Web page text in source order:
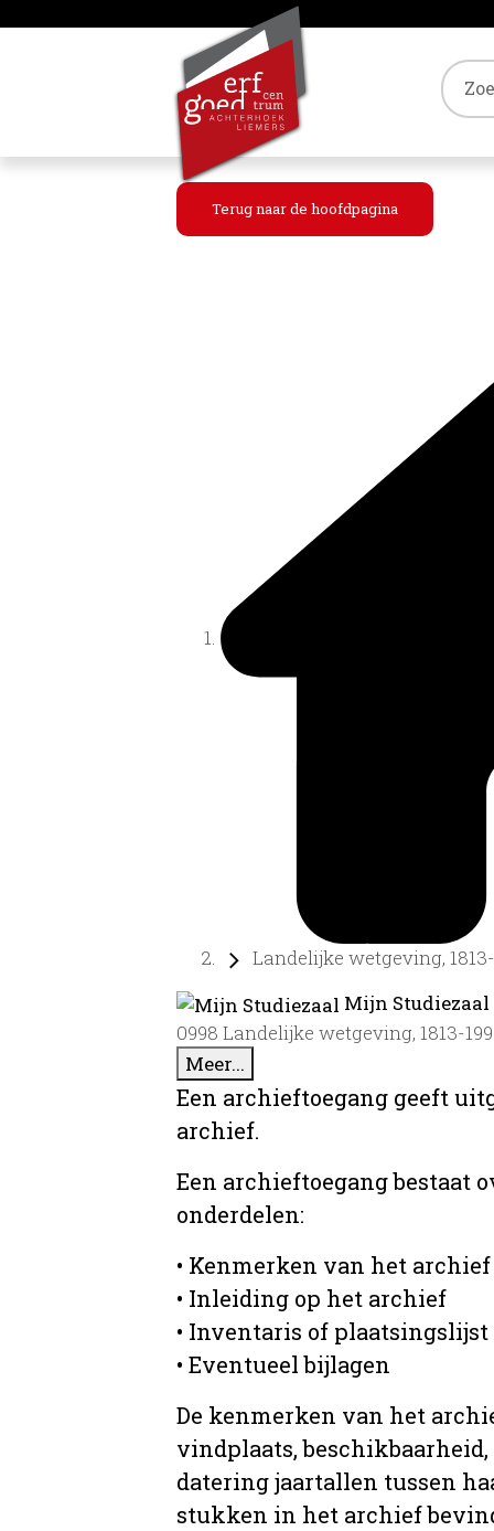
Terug naar de hoofdpagina
Landelijke wetgeving,
Mijn
0998 Landelijke wetgeving, 1813-
Meer...
Een archieftoegang geeft
archief.
Een archieftoegang bestaat
onderdelen:
• Kenmerken van het archief
• Inleiding op het archief
• Inventaris of plaatsingslijst
• Eventueel bijlagen
De kenmerken van het
vindplaats,
datering jaartallen tussen
stukken in het archief